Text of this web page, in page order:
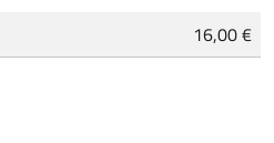
16,00 €